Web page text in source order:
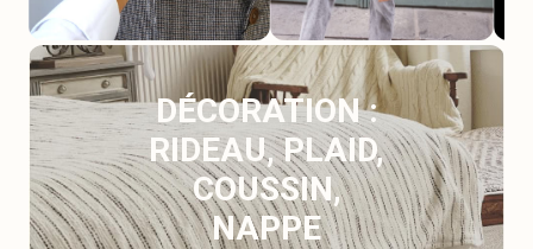
DÉCORATION :
RIDEAU, PLAID,
COUSSIN,
NAPPE